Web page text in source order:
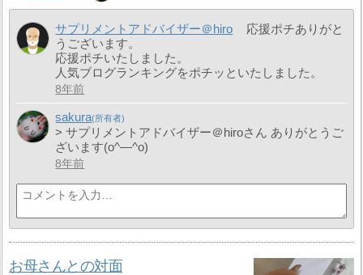
サプリメントアドバイザー＠hiro
応援ポチありがと
うございます。
応援ポチいたしました。
人気ブログランキングをポチッといたしました。
8年前
sakura
> サプリメントアドバイザー＠hiroさん ありがとうご
ざいます(o^―^o)
8年前
お母さんとの対面